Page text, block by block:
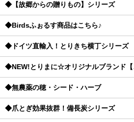
◆【故郷からの贈りもの】シリーズ
◆Birdsふぉるす商品はこちら♪
◆ドイツ直輸入！とりきち横丁シリーズ
◆NEW!とりまに☆オリジナルブランド【
◆無農薬の穂・シード・ハーブ
◆爪とぎ効果抜群！備長炭シリーズ